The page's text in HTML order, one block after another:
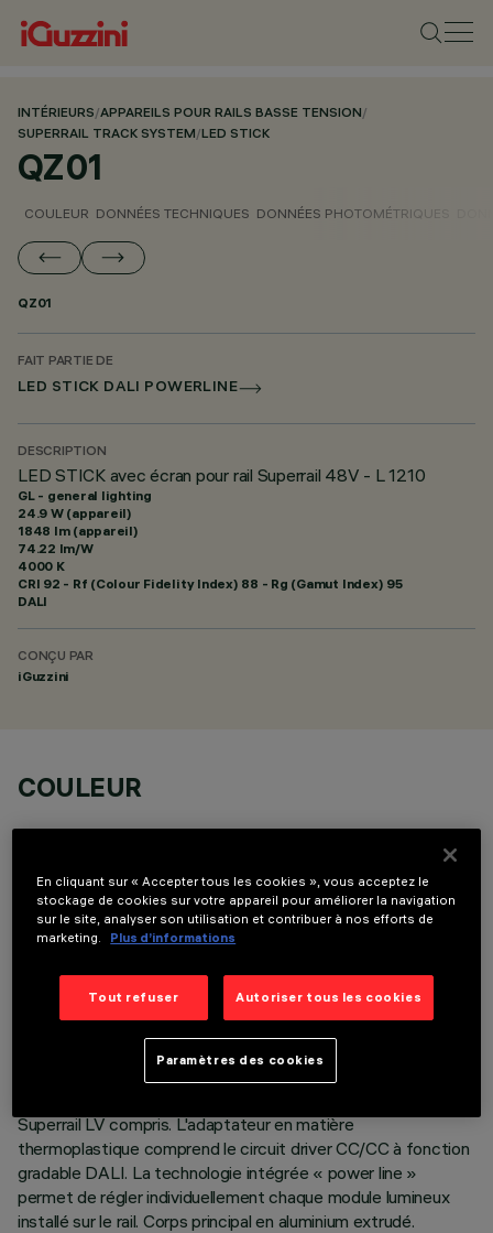
INTÉRIEURS/APPAREILS POUR RAILS BASSE TENSION/
SUPERRAIL TRACK SYSTEM/LED STICK
QZ01
COULEUR DONNÉES TECHNIQUES DONNÉES PHOTOMÉTRIQUES
QZ01
FAIT PARTIE DE
LED STICK DALI POWERLINE
DESCRIPTION
LED STICK avec écran pour rail Superrail 48V - L 1210
GL - general lighting
24.9 W (appareil)
1848 lm (appareil)
74.22 lm/W
4000 K
CRI 92 - Rf (Colour Fidelity Index) 88 - Rg (Gamut Index) 95
DALI
CONÇU PAR
iGuzzini
COULEUR
DONNÉES TECHNIQUES
DERNIÈRE MISE À JOUR: 04/08/2026
Produit pour éclairage linéaire avec écran en polycarbonate -
Superrail LV compris. L'adaptateur en matière
thermoplastique comprend le circuit driver CC/CC à fonction
gradable DALI. La technologie intégrée « power line »
permet de régler individuellement chaque module lumineux
installé sur le rail. Corps principal en aluminium extrudé.
En cliquant sur « Accepter tous les cookies », vous acceptez le
stockage de cookies sur votre appareil pour améliorer la navigation
sur le site, analyser son utilisation et contribuer à nos efforts de
marketing.
Plus d’informations
Tout refuser Autoriser tous les cookies
Paramètres des cookies